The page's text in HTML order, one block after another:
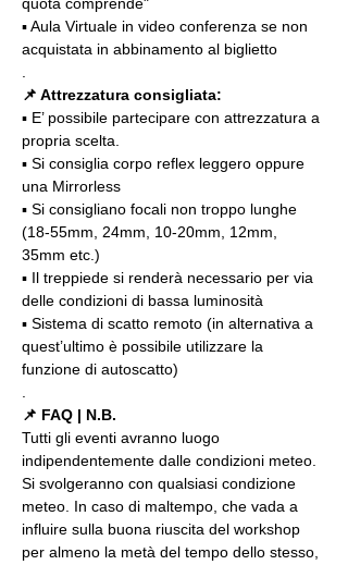
▪️ Aula Virtuale in video conferenza se non
acquistata in abbinamento al biglietto
📌 Attrezzatura consigliata:
▪️ E’ possibile partecipare con attrezzatura a
propria scelta.
▪️ Si consiglia corpo reflex leggero oppure
una Mirrorless
▪️ Si consigliano focali non troppo lunghe
(18-55mm, 24mm, 10-20mm, 12mm,
35mm etc.)
▪️ Il treppiede si renderà necessario per via
delle condizioni di bassa luminosità
▪️ Sistema di scatto remoto (in alternativa a
quest’ultimo è possibile utilizzare la
funzione di autoscatto)
📌 FAQ | N.B.
Tutti gli eventi avranno luogo
indipendentemente dalle condizioni meteo.
Si svolgeranno con qualsiasi condizione
meteo. In caso di maltempo, che vada a
influire sulla buona riuscita del workshop
per almeno la metà del tempo dello stesso,